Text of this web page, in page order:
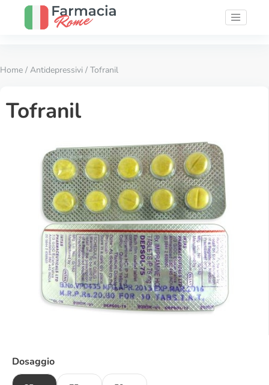
Home / Antidepressivi / Tofranil
Tofranil
Dosaggio